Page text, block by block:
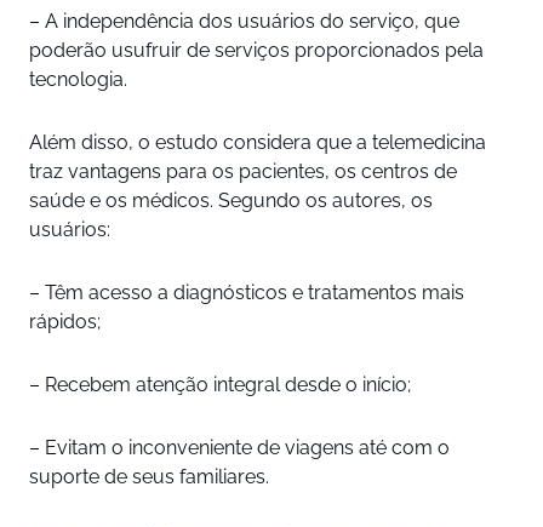
– A independência dos usuários do serviço, que
poderão usufruir de serviços proporcionados pela
tecnologia.
Além disso, o estudo considera que a telemedicina
traz vantagens para os pacientes, os centros de
saúde e os médicos. Segundo os autores, os
usuários:
– Têm acesso a diagnósticos e tratamentos mais
rápidos;
– Recebem atenção integral desde o início;
– Evitam o inconveniente de viagens até com o
suporte de seus familiares.